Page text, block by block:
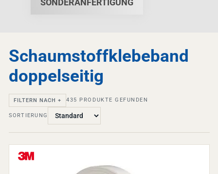
SONDERANFERTIGUNG
Schaumstoffklebeband
doppelseitig
FILTERN NACH + 435 PRODUKTE GEFUNDEN
SORTIERUNG